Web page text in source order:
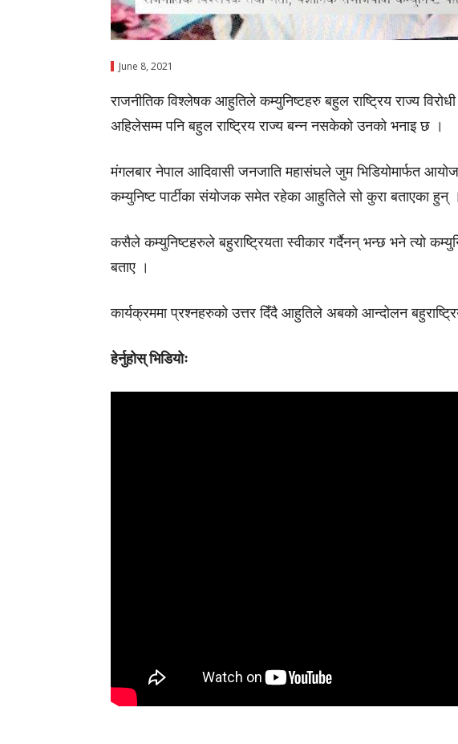
June 8, 2021
राजनीतिक विश्लेषक आहुतिले कम्युनिष्टहरु बहुल राष्ट्रिय राज्य
अहिलेसम्म पनि बहुल राष्ट्रिय राज्य बन्न नसकेको उनको भनाइ छ ।
मंगलबार नेपाल आदिवासी जनजाति महासंघले जुम भिडियोमार्फत
कम्युनिष्ट पार्टीका संयोजक समेत रहेका आहुतिले सो कुरा बताएका हुन् ।
कसैले कम्युनिष्टहरुले बहुराष्ट्रियता स्वीकार गर्दैनन् भन्छ भने त्यो
बताए ।
कार्यक्रममा प्रश्नहरुको उत्तर दिँदै आहुतिले अबको आन्दोलन
हेर्नुहोस् भिडियोः